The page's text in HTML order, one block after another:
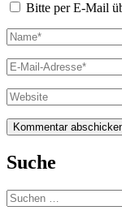
Bitte per E-Mail
Name*
E-
Mail-
Adresse*
Website
Suche
Suchen
nach: